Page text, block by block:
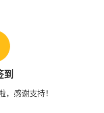
到
，感谢支持！